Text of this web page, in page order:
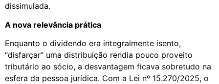
dissimulada.
A nova relevância prática
Enquanto o dividendo era integralmente isento,
“disfarçar” uma distribuição rendia pouco proveito
tributário ao sócio, a desvantagem ficava sobretudo na
esfera da pessoa jurídica. Com a Lei nº 15.270/2025, o